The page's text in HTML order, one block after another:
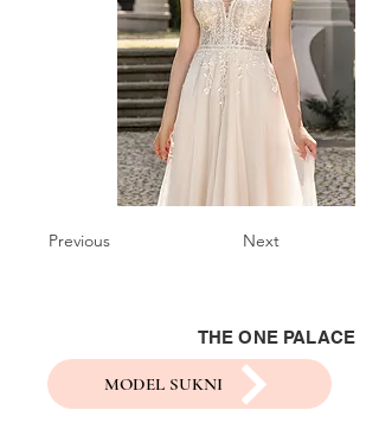
Previous Next
THE ONE PALACE
MODEL SUKNI